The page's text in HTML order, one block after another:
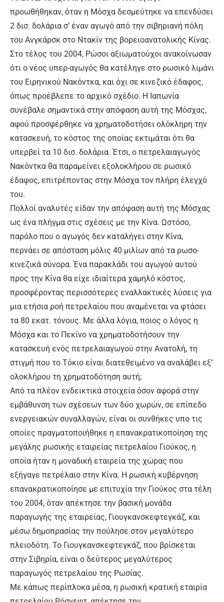
προωθήθηκαν, όταν η Μόσχα δεσμεύτηκε να επενδύσει
2 δισ. δολάρια σ’ έναν αγωγό από την σιβηριανή πόλη
του Ανγκάρσκ στο Ντακίν της βορειοανατολικής Κίνας.
Στο τέλος του 2004, Ρώσοι αξιωματούχοι ανακοίνωσαν
ότι ο νέος υπερ-αγωγός θα κατέληγε στο ρωσικό λιμάνι
του Ειρηνικού Νακόντκα, και όχι σε κινεζικό έδαφος,
όπως προέβλεπε το αρχικό σχέδιο. Η Ιαπωνία
συνέβαλε σημαντικά στην απόφαση αυτή της Μόσχας,
αφού προσφέρθηκε να χρηματοδοτήσει ολόκληρη την
κατασκευή, το κόστος της οποίας εκτιμάται ότι θα
υπερβεί τα 10 δισ. δολάρια. Έτσι, ο πετρελαιαγωγός
Νακόντκα θα παραμείνει εξολοκλήρου σε ρωσικό
έδαφος, επιτρέποντας στην Μόσχα τον πλήρη έλεγχό
του.
Πολλοί αναλυτές είδαν την απόφαση αυτή της Μόσχας
ως ένα πλήγμα στις σχέσεις με την Κίνα. Ωστόσο,
παρόλο που ο αγωγός δεν καταλήγει στην Κίνα,
περνάει σε απόσταση μόλις 40 μιλίων από τα ρωσο-
κινεζικά σύνορα. Ένα παρακλάδι του αγωγού αυτού
προς την Κίνα θα είχε ιδιαίτερα χαμηλό κόστος,
προσφέροντας περισσότερες εναλλακτικές λύσεις για
μια ετήσια ροή πετρελαίου που αναμένεται να φτάσει
τα 80 εκατ. τόνους. Με άλλα λόγια, ποιος ο λόγος η
Μόσχα και το Πεκίνο να χρηματοδοτήσουν την
κατασκευή ενός πετρελαιαγωγού στην Ανατολή, τη
στιγμή που το Τόκιο είναι διατεθειμένο να αναλάβει εξ’
ολοκλήρου τη χρηματοδότηση αυτή;
Από τα πλέον ενδεικτικά στοιχεία όσον αφορά στην
εμβάθυνση των σχέσεων των δύο χωρών, σε επίπεδο
ενεργειακών συναλλαγών, είναι οι συνθήκες υπο τις
οποίες πραγματοποιήθηκε η επανακρατικοποίηση της
μεγάλης ρωσικής εταιρείας πετρελαίου Γιούκος, η
οποία ήταν η μοναδική εταιρεία της χώρας που
εξήγαγε πετρέλαιο στην Κίνα. Η ρωσική κυβέρνηση
επανακρατικοποίησε με επιτυχία την Γιούκος στα τέλη
του 2004, όταν απέκτησε την βασική μονάδα
παραγωγής της εταιρείας, Γιουγκανσκεφτεγκάζ, και
μέσω δημοπρασίας την πούλησε στον μεγαλύτερο
πλειοδότη. Το Γιουγκανσκεφτεγκάζ, που βρίσκεται
στην Σιβηρία, είναι ο δεύτερος μεγαλύτερος
παραγωγός πετρελαίου της Ρωσίας.
Με κάπως περίπλοκα μέσα, η ρωσική κρατική εταιρία